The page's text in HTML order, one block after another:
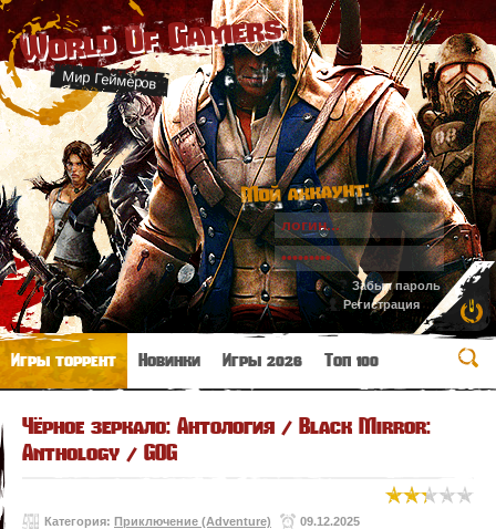
World Of Gamers
Мир Геймеров
Мой аккаунт:
Забыл пароль
Регистрация
Игры торрент Новинки Игры 2026 Топ 100
Чёрное зеркало: Антология / Black Mirror:
Anthology / GOG
Категория: Приключение (Adventure)
09.12.2025